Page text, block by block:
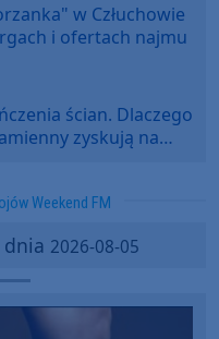
w Człuchowie
i ofertach najmu
ścian. Dlaczego
zyskują na
Weekend FM
2026-08-05